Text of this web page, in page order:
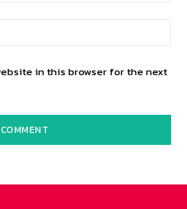
in this browser for the next